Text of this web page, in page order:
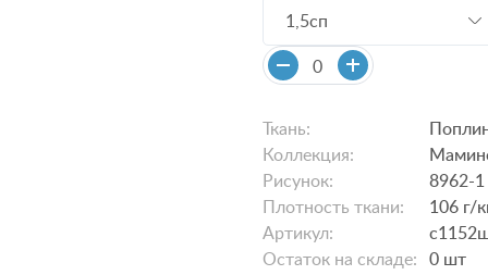
1,5сп
Ткань:
Коллекция:
Рисунок:
8962-1
Плотность ткани:
106 г/
Артикул:
Остаток на складе: 0 шт